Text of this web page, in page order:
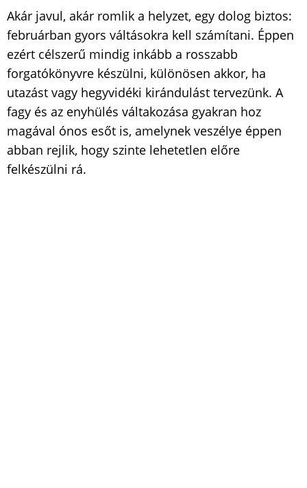
Akár javul, akár romlik a helyzet, egy dolog biztos:
februárban gyors váltásokra kell számítani. Éppen
ezért célszerű mindig inkább a rosszabb
forgatókönyvre készülni, különösen akkor, ha
utazást vagy hegyvidéki kirándulást tervezünk. A
fagy és az enyhülés váltakozása gyakran hoz
magával ónos esőt is, amelynek veszélye éppen
abban rejlik, hogy szinte lehetetlen előre
felkészülni rá.